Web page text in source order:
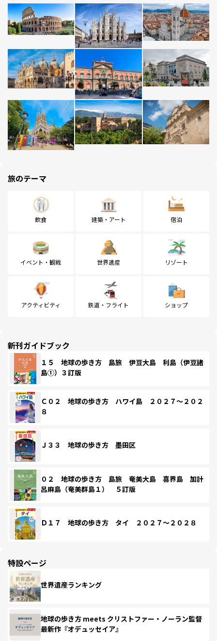
旅のテーマ
飲食 建築・アート 宿泊
イベント・観戦 世界遺産 リゾート
アクティビティ 鉄道・フライト ショップ
新刊ガイドブック
１５ 地球の歩き方 島旅 伊豆大島 利島（伊豆諸
島①）３訂版
Ｃ０２ 地球の歩き方 ハワイ島 ２０２７～２０２
８
Ｊ３３ 地球の歩き方 墨田区
０２ 地球の歩き方 島旅 奄美大島 喜界島 加計
呂麻島（奄美群島１） ５訂版
Ｄ１７ 地球の歩き方 タイ ２０２７～２０２８
特設ページ
世界遺産ランキング
地球の歩き方 meets クリストファー・ノーラン監督
最新作『オデュッセイア』